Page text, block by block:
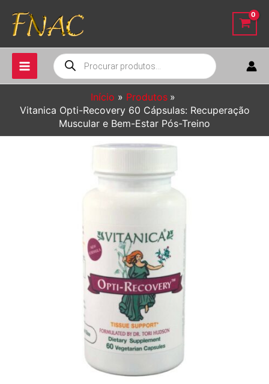
para
conteúdo
Pesquisar
produtos
Início
Produtos
Vitanica Opti-Recovery 60 Cápsulas: Recuperação
Muscular e Bem-Estar Pós-Treino